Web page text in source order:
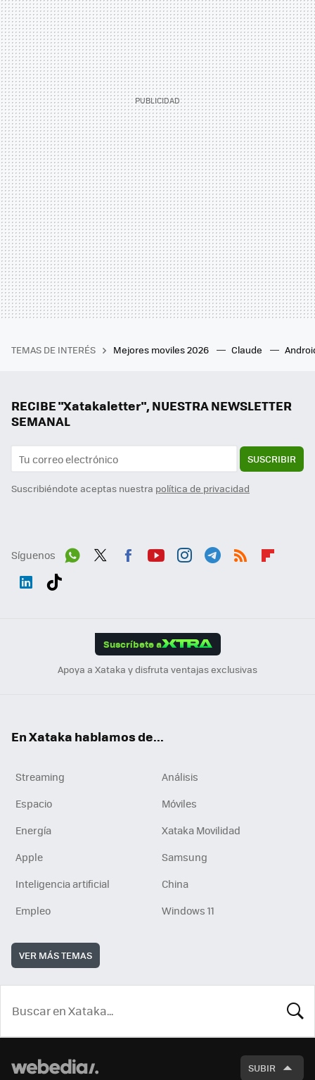
TEMAS DE INTERÉS Mejores moviles 2026 Claude
RECIBE "Xatakaletter", NUESTRA NEWSLETTER
SEMANAL
SUSCRIBIR
Suscribiéndote aceptas nuestra política de privacidad
Síguenos
Suscríbete a
Apoya a Xataka y disfruta ventajas exclusivas
En Xataka hablamos de...
Streaming
Análisis
Espacio
Móviles
Energía
Xataka Movilidad
Apple
Samsung
Inteligencia artificial
China
Empleo
Windows 11
VER MÁS TEMAS
SUBIR